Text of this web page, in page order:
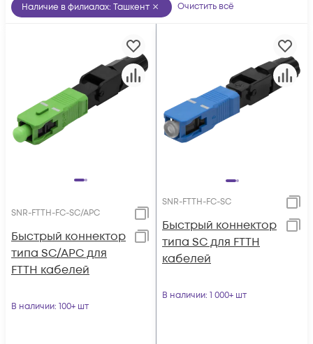
Наличие в филиалах: Ташкент Очистить всё
SNR-FTTH-FC-SC/APC
Быстрый коннектор
типа SC/APC для
FTTH кабелей
В наличии: 100+ шт
SNR-FTTH-FC-SC
Быстрый коннектор
типа SC для FTTH
кабелей
В наличии: 1 000+ шт